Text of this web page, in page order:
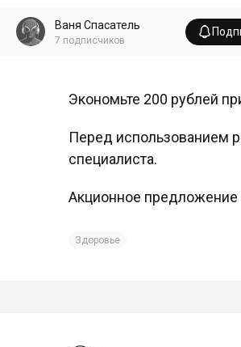
Ваня Спасатель
7 подписчиков
Экономьте 200 рублей
Перед использованием
специалиста.
Акционное предложение
Здоровье